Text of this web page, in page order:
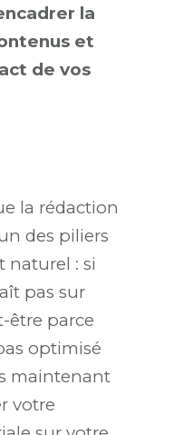
la
et
de vos
la rédaction
des piliers
naturel : si
pas sur
être parce
optimisé
maintenant
votre